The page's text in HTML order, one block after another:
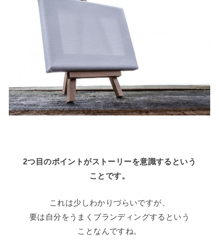
2つ目のポイントがストーリーを意識するという
ことです。
これは少しわかりづらいですが、
要は自分をうまくブランディングするという
ことなんですね。